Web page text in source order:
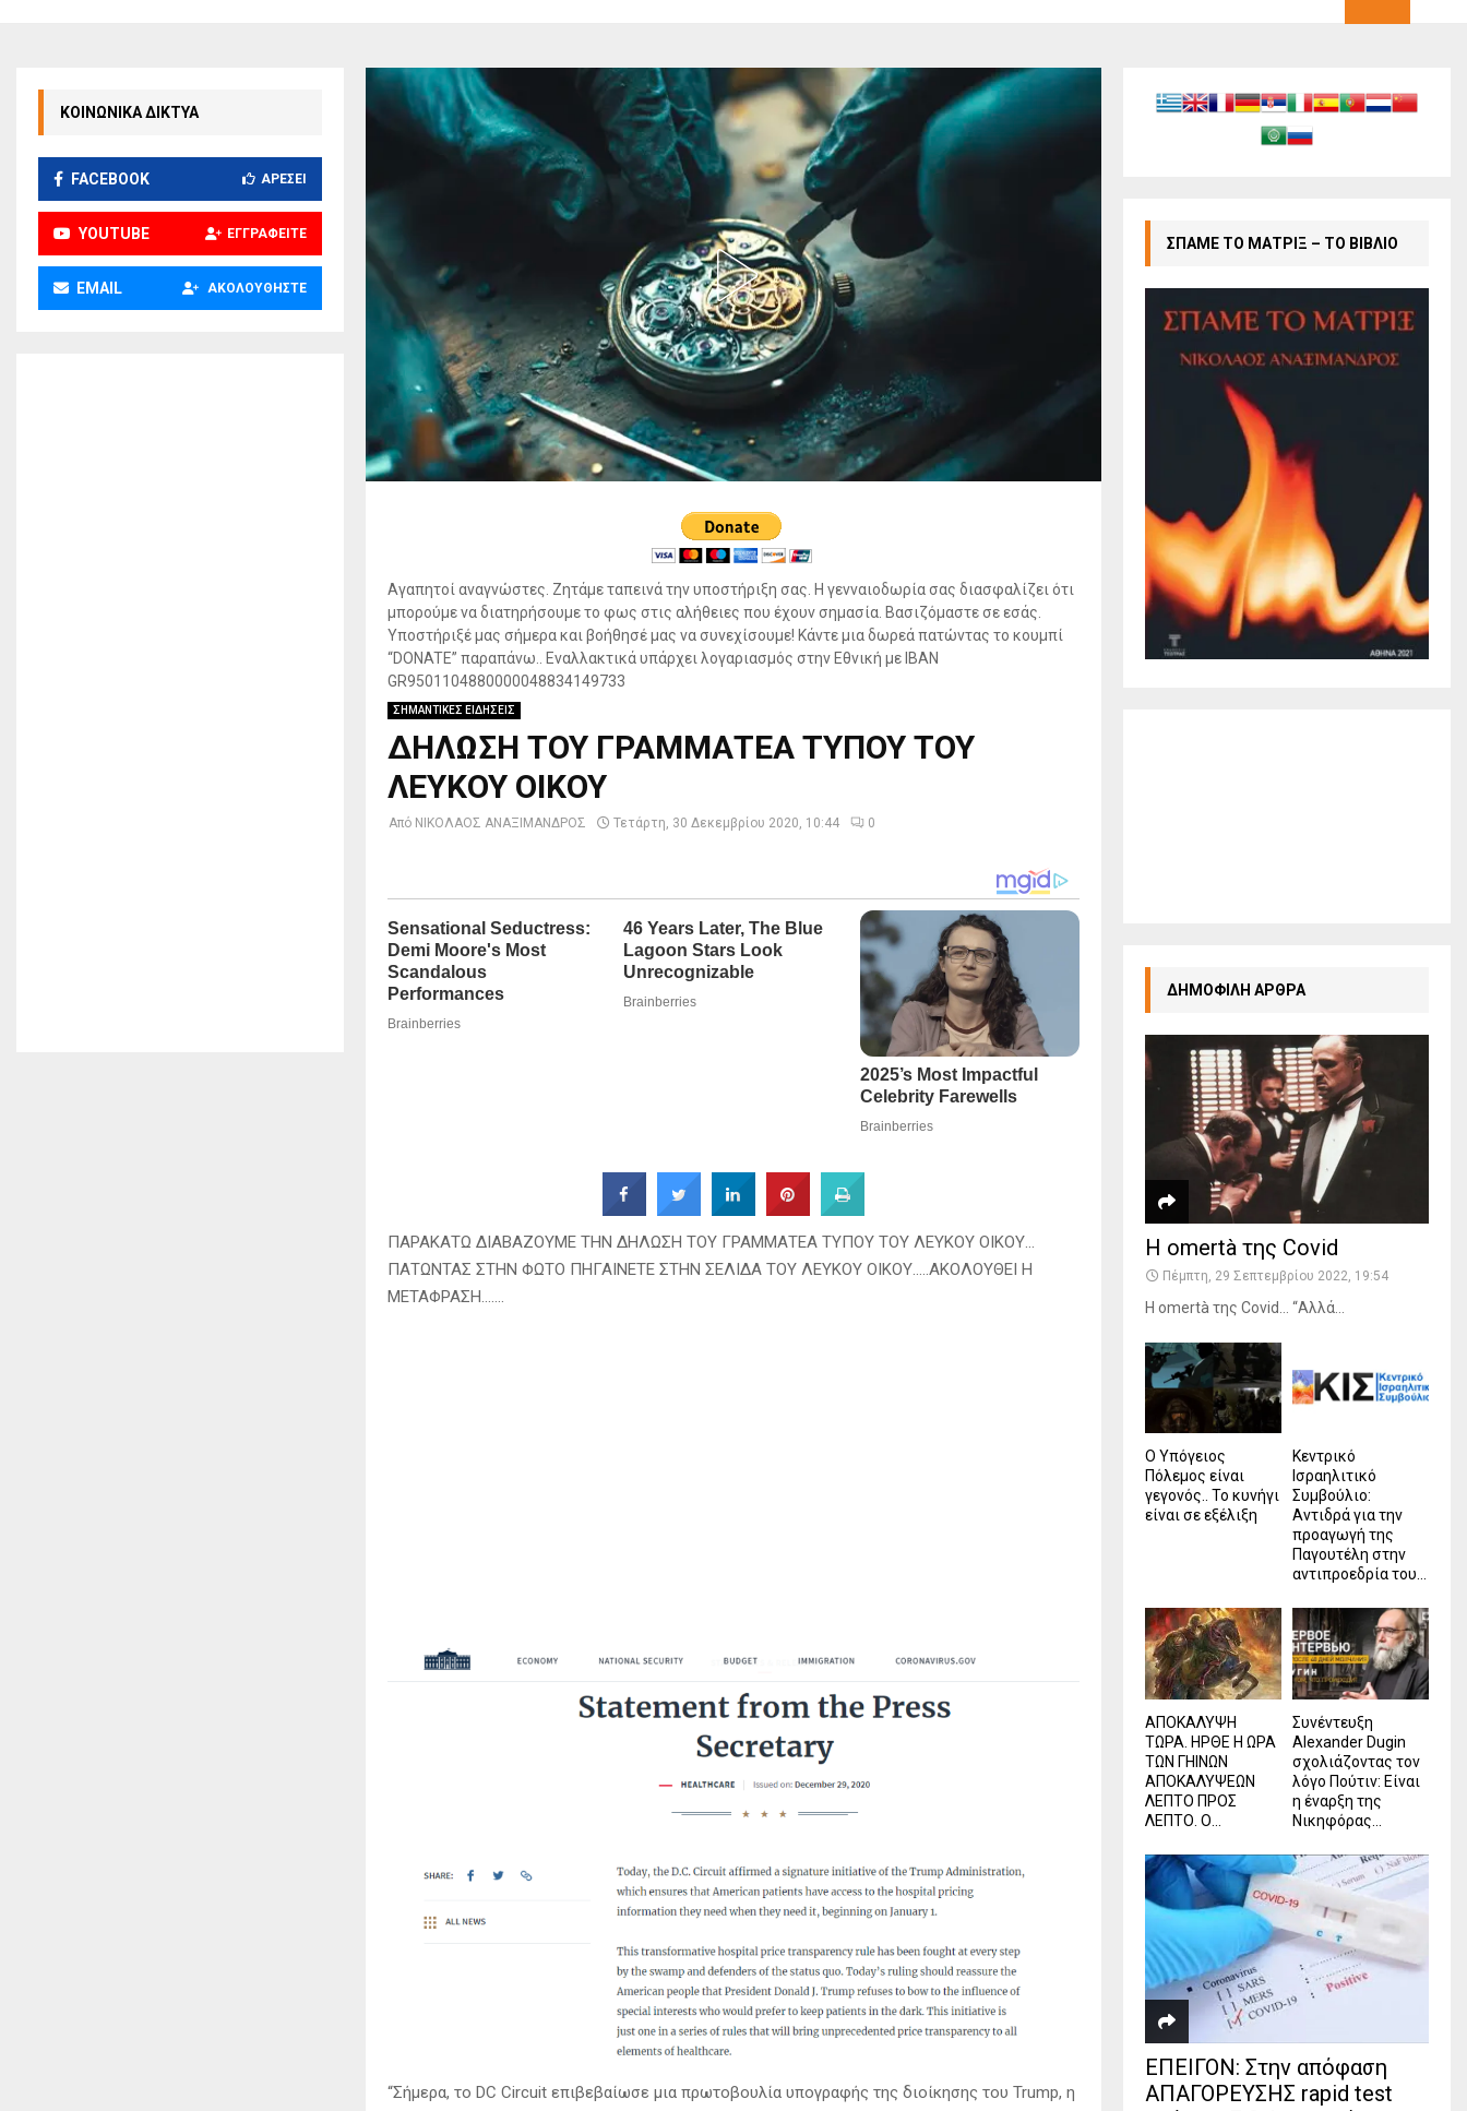
Αγαπητοί αναγνώστες. Ζητάμε ταπεινά την υποστήριξη σας. Η γενναιοδωρία σας διασφαλίζει ότι
μπορούμε να διατηρήσουμε το φως στις αλήθειες που έχουν σημασία. Βασιζόμαστε σε εσάς.
Υποστήριξέ μας σήμερα και βοήθησέ μας να συνεχίσουμε! Κάντε μια δωρεά πατώντας το κουμπί
“DONATE” παραπάνω.. Εναλλακτικά υπάρχει λογαριασμός στην Εθνική με IBAN
GR9501104880000048834149733
ΣΗΜΑΝΤΙΚΕΣ ΕΙΔΗΣΕΙΣ
ΔΗΛΩΣΗ ΤΟΥ ΓΡΑΜΜΑΤΕΑ ΤΥΠΟΥ ΤΟΥ
ΛΕΥΚΟΥ ΟΙΚΟΥ
Από ΝΙΚΟΛΑΟΣ ΑΝΑΞΙΜΑΝΔΡΟΣ Τετάρτη, 30 Δεκεμβρίου 2020, 10:44 0
ΠΑΡΑΚΑΤΩ ΔΙΑΒΑΖΟΥΜΕ ΤΗΝ ΔΗΛΩΣΗ ΤΟΥ ΓΡΑΜΜΑΤΕΑ ΤΥΠΟΥ ΤΟΥ ΛΕΥΚΟΥ ΟΙΚΟΥ…
ΠΑΤΩΝΤΑΣ ΣΤΗΝ ΦΩΤΟ ΠΗΓΑΙΝΕΤΕ ΣΤΗΝ ΣΕΛΙΔΑ ΤΟΥ ΛΕΥΚΟΥ ΟΙΚΟΥ…..ΑΚΟΛΟΥΘΕΙ Η
ΜΕΤΑΦΡΑΣΗ…….
“Σήμερα, το DC Circuit επιβεβαίωσε μια πρωτοβουλία υπογραφής της διοίκησης του Trump, η
ΚΟΙΝΩΝΙΚΑ ΔΙΚΤΥΑ
FACEBOOK ΑΡΈΣΕΙ
YOUTUBE ΕΓΓΡΑΦΕΊΤΕ
EMAIL ΑΚΟΛΟΥΘΉΣΤΕ
ΣΠΑΜΕ ΤΟ ΜΑΤΡΙΞ – ΤΟ ΒΙΒΛΙΟ
ΔΗΜΟΦΙΛΗ ΑΡΘΡΑ
Η omertà της Covid
Πέμπτη, 29 Σεπτεμβρίου 2022, 19:54
Η omertà της Covid… “Αλλά...
Ο Υπόγειος
Πόλεμος είναι
γεγονός.. Το κυνήγι
είναι σε εξέλιξη
Κεντρικό
Ισραηλιτικό
Συμβούλιο:
Αντιδρά για την
προαγωγή της
Παγουτέλη στην
αντιπροεδρία του...
ΑΠΟΚΑΛΥΨΗ
ΤΩΡΑ. ΗΡΘΕ Η ΩΡΑ
ΤΩΝ ΓΗΙΝΩΝ
ΑΠΟΚΑΛΥΨΕΩΝ
ΛΕΠΤΟ ΠΡΟΣ
ΛΕΠΤΟ. Ο...
Συνέντευξη
Alexander Dugin
σχολιάζοντας τον
λόγο Πούτιν: Είναι
η έναρξη της
Νικηφόρας...
ΕΠΕΙΓΟΝ: Στην απόφαση
ΑΠΑΓΟΡΕΥΣΗΣ rapid test